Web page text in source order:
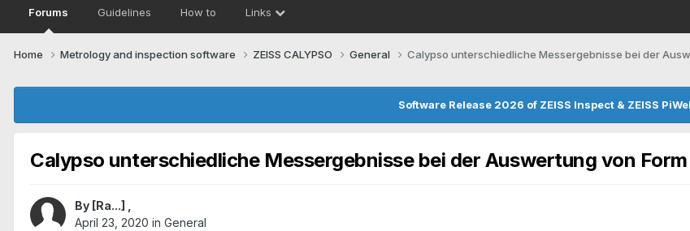
Forums Guidelines How to Links
Home Metrology and inspection software ZEISS CALYPSO General Calypso unterschiedliche Messergebnisse bei der
Software Release 2026 of ZEISS Inspect & ZEISS
Calypso unterschiedliche Messergebnisse bei der Auswertung von
By [Ra...]
April 23, 2020 in General